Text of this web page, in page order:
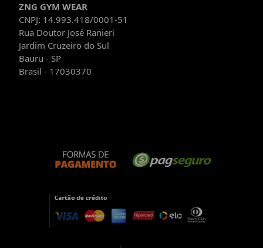
ZNG GYM WEAR
CNPJ: 14.993.418/0001-51
Rua Doutor José Ranieri
Jardim Cruzeiro do Sul
Bauru - SP
Brasil - 17030370